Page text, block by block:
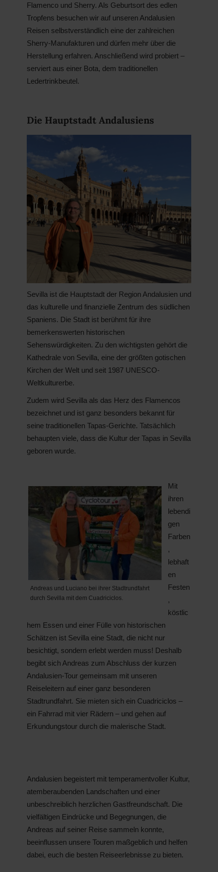
Flamenco und Sherry. Als Geburtsort des edlen
Tropfens besuchen wir auf unseren Andalusien
Reisen selbstverständlich eine der zahlreichen
Sherry-Manufakturen und dürfen mehr über die
Herstellung erfahren. Anschließend wird probiert –
serviert aus einer Bota, dem traditionellen
Ledertrinkbeutel.
Die Hauptstadt Andalusiens
Sevilla ist die Hauptstadt der Region Andalusien und
das kulturelle und finanzielle Zentrum des südlichen
Spaniens. Die Stadt ist berühmt für ihre
bemerkenswerten historischen
Sehenswürdigkeiten. Zu den wichtigsten gehört die
Kathedrale von Sevilla, eine der größten gotischen
Kirchen der Welt und seit 1987 UNESCO-
Weltkulturerbe.
Zudem wird Sevilla als das Herz des Flamencos
bezeichnet und ist ganz besonders bekannt für
seine traditionellen Tapas-Gerichte. Tatsächlich
behaupten viele, dass die Kultur der Tapas in Sevilla
geboren wurde.
Andreas und Luciano bei ihrer Stadtrundfahrt
durch Sevilla mit dem Cuadriciclos.
Mit
ihren
lebendi
gen
Farben
,
lebhaft
en
Festen
,
köstlic
hem Essen und einer Fülle von historischen
Schätzen ist Sevilla eine Stadt, die nicht nur
besichtigt, sondern erlebt werden muss! Deshalb
begibt sich Andreas zum Abschluss der kurzen
Andalusien-Tour gemeinsam mit unseren
Reiseleitern auf einer ganz besonderen
Stadtrundfahrt. Sie mieten sich ein Cuadriciclos –
ein Fahrrad mit vier Rädern – und gehen auf
Erkundungstour durch die malerische Stadt.
Andalusien begeistert mit temperamentvoller Kultur,
atemberaubenden Landschaften und einer
unbeschreiblich herzlichen Gastfreundschaft. Die
vielfältigen Eindrücke und Begegnungen, die
Andreas auf seiner Reise sammeln konnte,
beeinflussen unsere Touren maßgeblich und helfen
dabei, euch die besten Reiseerlebnisse zu bieten.